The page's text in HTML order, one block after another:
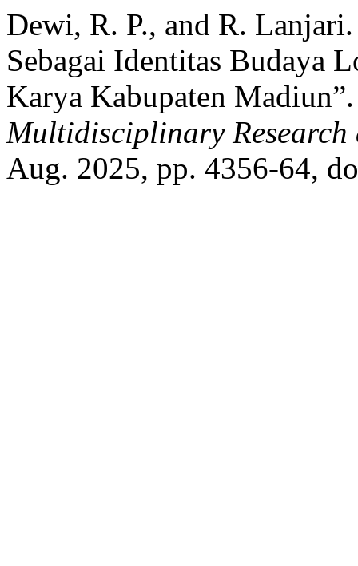
Dewi, R. P., and R.
Sebagai Identitas Budaya
Karya Kabupaten
Multidisciplinary Research
Aug. 2025, pp. 4356-64,